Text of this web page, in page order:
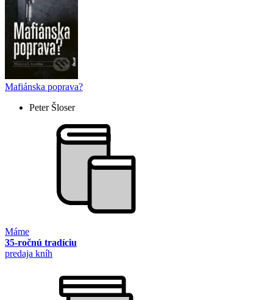
Mafiánska poprava?
Peter Šloser
Máme
35-ročnú tradíciu
predaja kníh